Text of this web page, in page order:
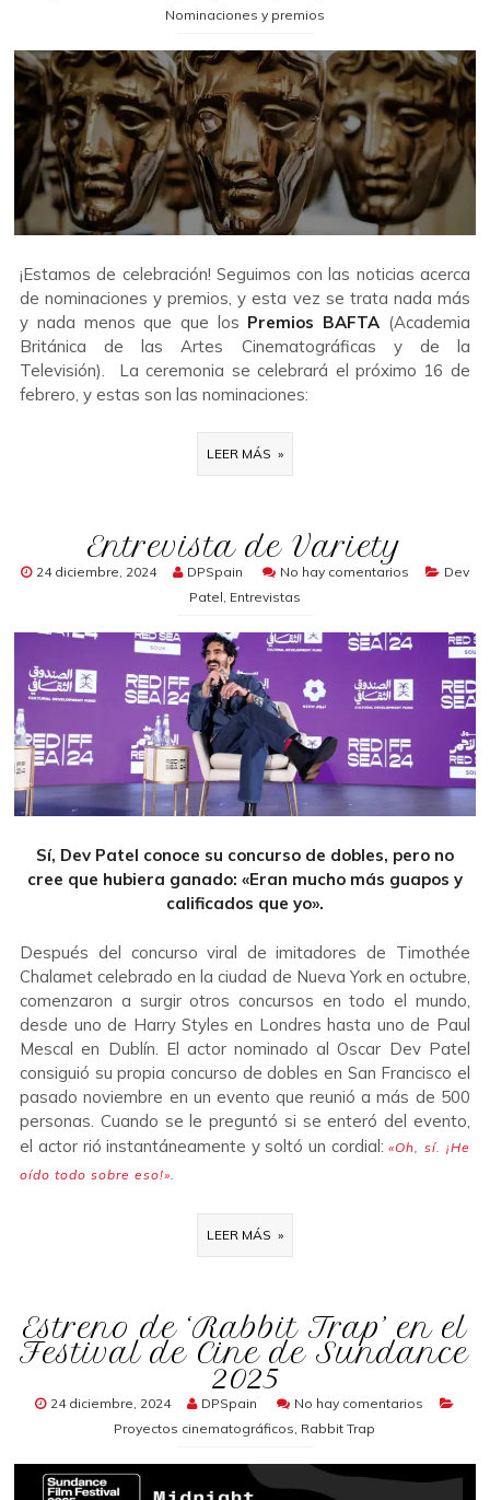
Nominaciones y premios
¡Estamos de celebración! Seguimos con las noticias acerca
de nominaciones y premios, y esta vez se trata nada más
y nada menos que que los Premios BAFTA (Academia
Británica de las Artes Cinematográficas y de la
Televisión). La ceremonia se celebrará el próximo 16 de
febrero, y estas son las nominaciones:
LEER MÁS »
Entrevista de Variety
24 diciembre, 2024 DPSpain No hay comentarios
Dev
Patel Entrevistas
Sí, Dev Patel conoce su concurso de dobles, pero no
cree que hubiera ganado: «Eran mucho más guapos y
calificados que yo».
Después del concurso viral de imitadores de Timothée
Chalamet celebrado en la ciudad de Nueva York en octubre,
comenzaron a surgir otros concursos en todo el mundo,
desde uno de Harry Styles en Londres hasta uno de Paul
Mescal en Dublín. El actor nominado al Oscar Dev Patel
consiguió su propia concurso de dobles en San Francisco el
pasado noviembre en un evento que reunió a más de 500
personas. Cuando se le preguntó si se enteró del evento,
el actor rió instantáneamente y soltó un cordial:«Oh, sí. ¡He
oído todo sobre eso!».
LEER MÁS »
Estreno de ‘Rabbit Trap’ en el
Festival de Cine de Sundance
2025
24 diciembre, 2024 DPSpain
No hay comentarios
Proyectos cinematográficos, Rabbit Trap